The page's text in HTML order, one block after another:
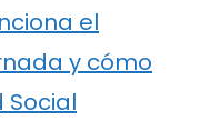
el
y cómo
Social